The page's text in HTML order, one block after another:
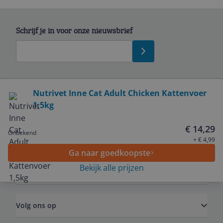
Nutrivet Inne Cat Adult Chicken Kattenvoer
1,5kg
Onbekend € 14,29
+ € 4,99
Ga naar goedkoopste
Bekijk alle prijzen
Schrijf je in voor onze nieuwsbrief
Service
Algemeen
Zakelijk
Volg ons op